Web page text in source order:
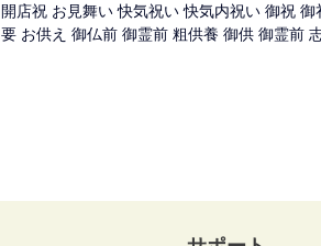
開店祝 お見舞い 快気祝い 快気内祝い 御祝
要 お供え 御仏前 御霊前 粗供養 御供 御霊前